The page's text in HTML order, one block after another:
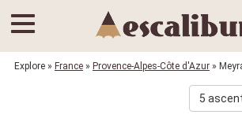
Explore » France » Provence-Alpes-Côte d'Azur »
5